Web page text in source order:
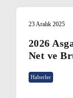
23 Aralık 2025
2026
Net ve
Haberler